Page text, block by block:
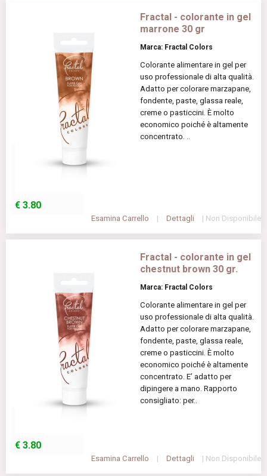
Fractal - colorante in gel
marrone 30 gr
Marca: Fractal Colors
Colorante alimentare in gel per
uso professionale di alta qualità.
Adatto per colorare marzapane,
fondente, paste, glassa reale,
creme o pasticcini. È molto
economico poiché è altamente
concentrato. ..
€ 3.80
Esamina Carrello | Dettagli | Non Disponibile
Fractal - colorante in gel
chestnut brown 30 gr.
Marca: Fractal Colors
Colorante alimentare in gel per
uso professionale di alta qualità.
Adatto per colorare marzapane,
fondente, paste, glassa reale,
creme o pasticcini. È molto
economico poiché è altamente
concentrato. E’ adatto per
dipingere a mano. Rapporto
consigliato: per..
€ 3.80
Esamina Carrello | Dettagli | Non Disponibile